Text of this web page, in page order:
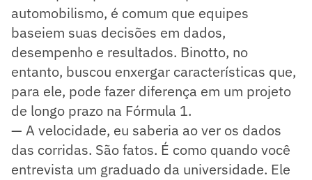
automobilismo, é comum que equipes
baseiem suas decisões em dados,
desempenho e resultados. Binotto, no
entanto, buscou enxergar características que,
para ele, pode fazer diferença em um projeto
de longo prazo na Fórmula 1.
— A velocidade, eu saberia ao ver os dados
das corridas. São fatos. É como quando você
entrevista um graduado da universidade. Ele